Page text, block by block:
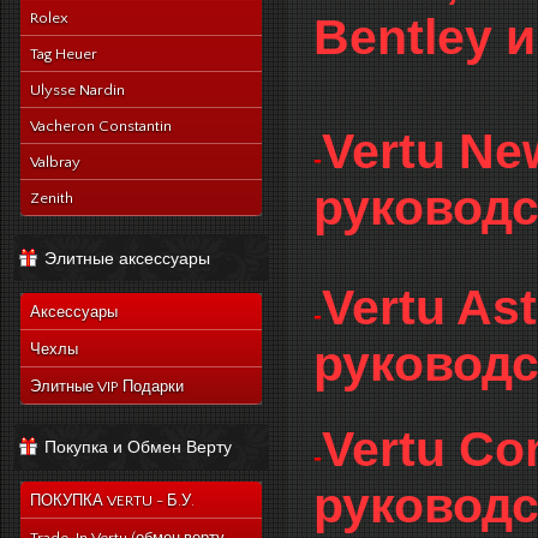
Rolex
Tag Heuer
Ulysse Nardin
Vacheron Constantin
Valbray
Zenith
Элитные аксессуары
Аксессуары
Чехлы
Элитные VIP Подарки
Покупка и Обмен Верту
ПОКУПКА VERTU - Б.У.
Bentley
-Vertu
-Vertu
-Vertu